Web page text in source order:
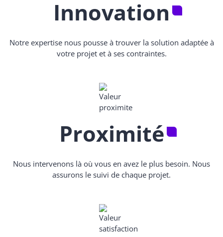
Innovation
Notre expertise nous pousse à trouver la solution adaptée à
votre projet et à ses contraintes.
Proximité
Nous intervenons là où vous en avez le plus besoin. Nous
assurons le suivi de chaque projet.